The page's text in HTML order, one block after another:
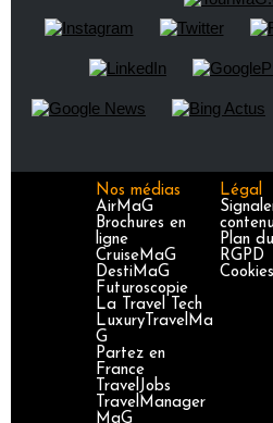
Nos médias
AirMaG
Brochures en
ligne
CruiseMaG
DestiMaG
Futuroscopie
La Travel Tech
LuxuryTravelMa
G
Partez en
France
TravelJobs
TravelManager
MaG
Légal
Plan
RGPD
Cookies